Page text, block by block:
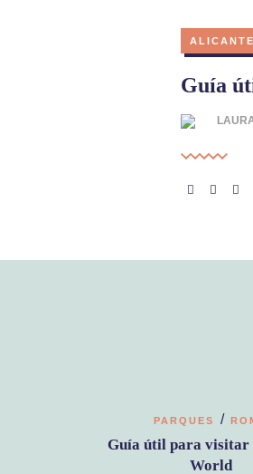
ALICANTE
Guía
PARQUES /
Guía útil para visitar
World